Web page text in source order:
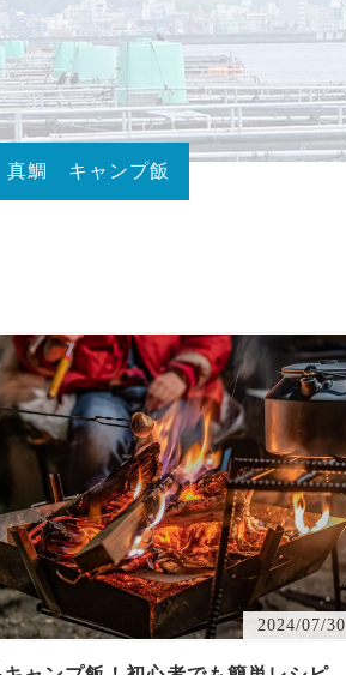
真鯛 キャンプ飯
2024/07/30